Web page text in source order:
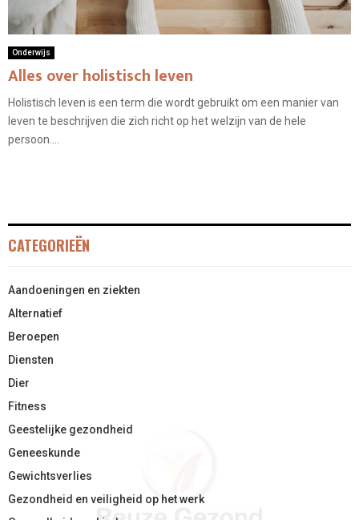
Onderwijs
Alles over holistisch leven
Holistisch leven is een term die wordt gebruikt om een ​​manier van
leven te beschrijven die zich richt op het welzijn van de hele
persoon....
CATEGORIEËN
Aandoeningen en ziekten
Alternatief
Beroepen
Diensten
Dier
Fitness
Geestelijke gezondheid
Geneeskunde
Gewichtsverlies
Gezondheid en veiligheid op het werk